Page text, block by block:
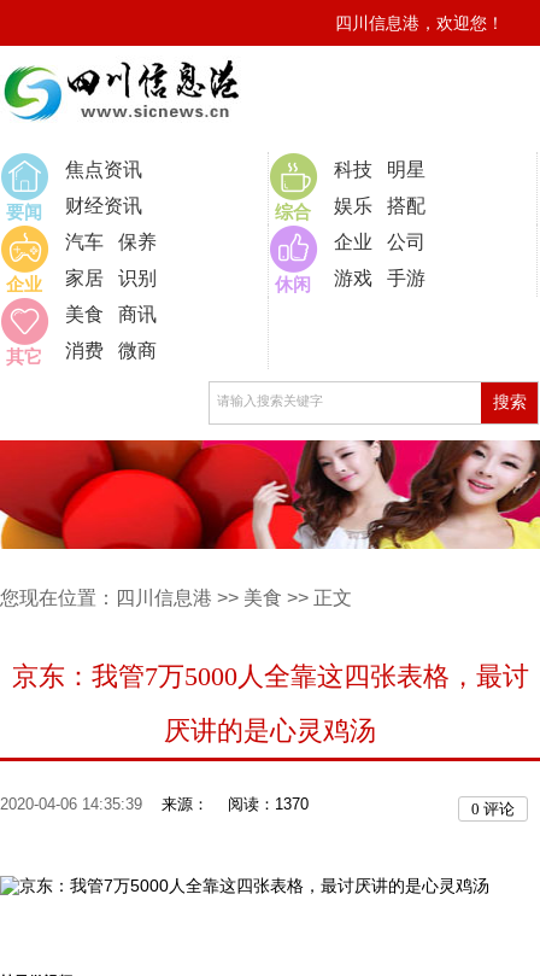
四川信息港，欢迎您！
要闻
焦点资讯
财经资讯
综合
科技
明星
娱乐
搭配
企业
汽车
保养
家居
识别 休闲
企业
公司
游戏
手游
其它
美食
商讯
消费
微商
您现在位置： 四川信息港 >> 美食 >> 正文
京东：我管7万5000人全靠这四张表格，最讨
厌讲的是心灵鸡汤
2020-04-06 14:35:39 来源： 阅读：1370 0 评论